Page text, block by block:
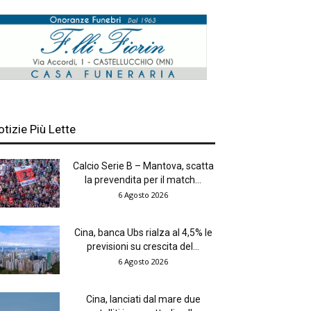
Più Lette
Calcio Serie B – Mantova, scatta
la prevendita per il match...
6 Agosto 2026
Cina, banca Ubs rialza al 4,5% le
previsioni su crescita del...
6 Agosto 2026
Cina, lanciati dal mare due